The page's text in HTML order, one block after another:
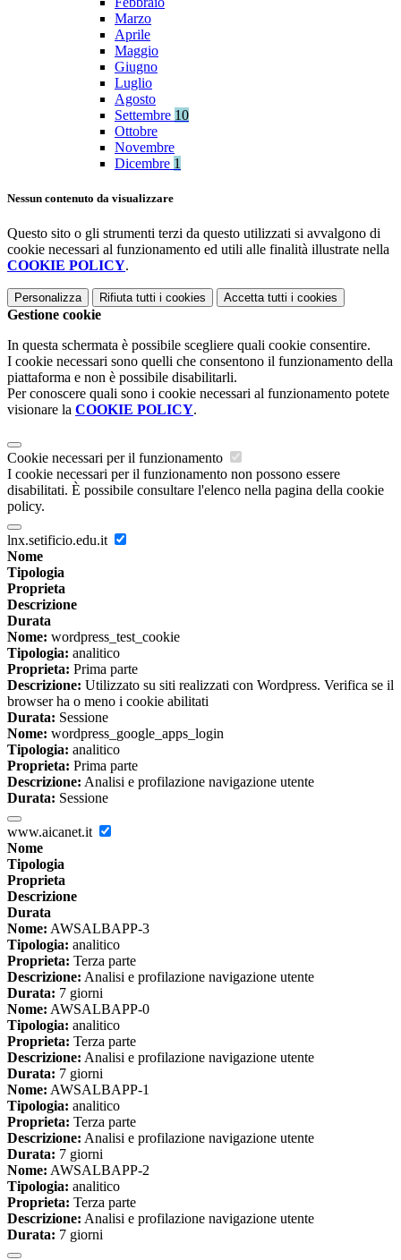
Marzo
Aprile
Maggio
Giugno
Luglio
Agosto
Settembre 10
Ottobre
Novembre
Dicembre 1
Nessun contenuto da visualizzare
Questo sito o gli strumenti terzi da questo utilizzati si avvalgono di
cookie necessari al funzionamento ed utili alle finalità illustrate nella
COOKIE POLICY.
Personalizza Rifiuta tutti i cookies Accetta tutti i cookies
Gestione cookie
In questa schermata è possibile scegliere quali cookie consentire.
I cookie necessari sono quelli che consentono il funzionamento della
piattaforma e non è possibile disabilitarli.
Per conoscere quali sono i cookie necessari al funzionamento potete
visionare la COOKIE POLICY.
Cookie necessari per il funzionamento
I cookie necessari per il funzionamento non possono essere
disabilitati. È possibile consultare l'elenco nella pagina della cookie
policy.
lnx.setificio.edu.it
Nome
Tipologia
Proprieta
Descrizione
Durata
Nome: wordpress_test_cookie
Tipologia: analitico
Proprieta: Prima parte
Descrizione: Utilizzato su siti realizzati con Wordpress. Verifica se il
browser ha o meno i cookie abilitati
Durata: Sessione
Nome: wordpress_google_apps_login
Tipologia: analitico
Proprieta: Prima parte
Descrizione: Analisi e profilazione navigazione utente
Durata: Sessione
www.aicanet.it
Nome
Tipologia
Proprieta
Descrizione
Durata
Nome: AWSALBAPP-3
Tipologia: analitico
Proprieta: Terza parte
Descrizione: Analisi e profilazione navigazione utente
Durata: 7 giorni
Nome: AWSALBAPP-0
Tipologia: analitico
Proprieta: Terza parte
Descrizione: Analisi e profilazione navigazione utente
Durata: 7 giorni
Nome: AWSALBAPP-1
Tipologia: analitico
Proprieta: Terza parte
Descrizione: Analisi e profilazione navigazione utente
Durata: 7 giorni
Nome: AWSALBAPP-2
Tipologia: analitico
Proprieta: Terza parte
Descrizione: Analisi e profilazione navigazione utente
Durata: 7 giorni